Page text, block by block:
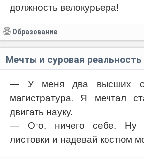
должность велокурьера!
Образование
Мечты и суровая реальность
— У меня два высших
магистратура. Я мечтал
двигать науку.
— Ого, ничего себе. Ну
листовки и надевай костюм